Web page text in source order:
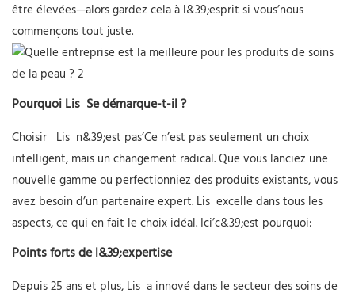
être élevées—alors gardez cela à l&39;esprit si vous’nous
commençons tout juste.
PourquoiLis Se démarque-t-il ?
Choisir Lis n&39;est pas’Ce n’est pas seulement un choix
intelligent, mais un changement radical. Que vous lanciez une
nouvelle gamme ou perfectionniez des produits existants, vous
avez besoin d’un partenaire expert. Lis excelle dans tous les
aspects, ce qui en fait le choix idéal. Ici’c&39;est pourquoi:
Points forts de l&39;expertise
Depuis 25 ans et plus, Lis a innové dans le secteur des soins de